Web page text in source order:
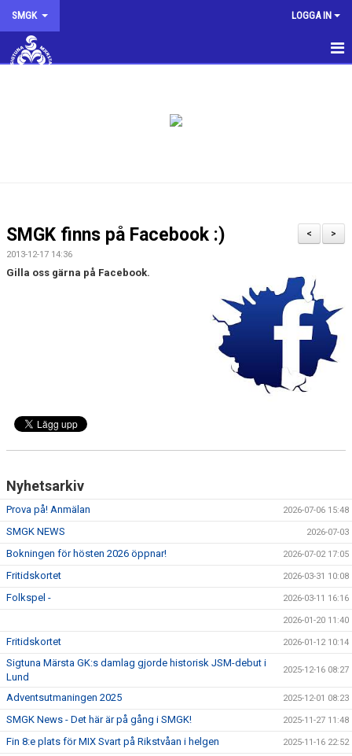
SMGK LOGGA IN
STYRELSEN
TRYGG IDROTTSMILJÖ
>
<
SMGK finns på Facebook :)
2013-12-17 14:36
Gilla oss gärna på Facebook.
Nyhetsarkiv
Prova på! Anmälan 2026-07-06 15:48
SMGK NEWS 2026-07-03
Bokningen för hösten 2026 öppnar! 2026-07-02 17:05
Fritidskortet 2026-03-31 10:08
Folkspel - 2026-03-11 16:16
2026-01-20 11:40
Fritidskortet 2026-01-12 10:14
Sigtuna Märsta GK:s damlag gjorde historisk JSM-debut i
Lund
2025-12-16 08:27
Adventsutmaningen 2025 2025-12-01 08:23
SMGK News - Det här är på gång i SMGK! 2025-11-27 11:48
Fin 8:e plats för MIX Svart på Rikstvåan i helgen 2025-11-16 22:52